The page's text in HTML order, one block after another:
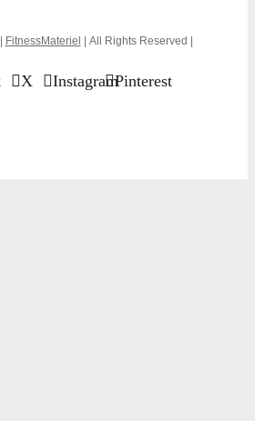
FitnessMateriel | All Rights Reserved |
X InstagramPinterest